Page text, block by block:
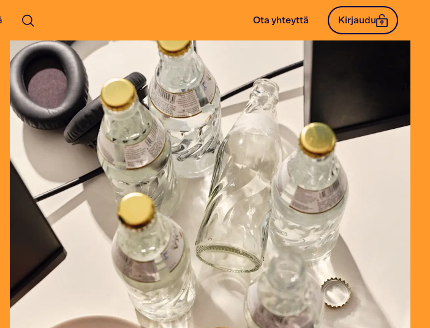
Avaa haku
Ota yhteyttä Kirjaudu